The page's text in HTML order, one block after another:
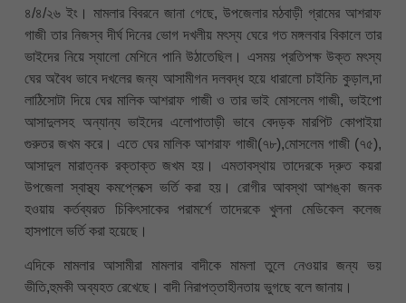
৪/৪/২৬ ইং। মামলার বিবরনে জানা গেছে, উপজেলার মঠবাড়ী গ্রামের আশরাফ
গাজী তার নিজস্ব দীর্ঘ দিনের ভোগ দখলীয় মৎস্য ঘেরে গত মঙ্গলবার বিকালে তার
ভাইদের নিয়ে স্যালো মেশিনে পানি উঠাতেছিল। এসময় প্রতিপক্ষ উক্ত মৎস্য
ঘের অবৈধ ভাবে দখলের জন্য আসামীগন দলবদ্ধ হয়ে ধারালো চাইনিচ কুড়াল,দা
লাঠিসোটা দিয়ে ঘের মালিক আশরাফ গাজী ও তার ভাই মোসলেম গাজী, ভাইপো
আসাদুলসহ অন্যান্য ভাইদের এলোপাতাড়ী ভাবে বেদড়ক মারপিট কোপাইয়া
গুরুতর জখম করে। এতে ঘের মালিক আশরাফ গাজী(৭৮),মোসলেম গাজী (৭৫),
আসাদুল মারাত্নক রক্তাক্ত জখম হয়। এমতাবস্থায় তাদেরকে দ্রুত কয়রা
উপজেলা স্বাস্থ্য কমপ্লেক্সে ভর্তি করা হয়। রোগীর আবস্থা আশঙ্কা জনক
হওয়ায় কর্তব্যরত চিকিৎসাকের পরামর্শে তাদেরকে খুলনা মেডিকেল কলেজ
হাসপালে ভর্তি করা হয়েছে।
এদিকে মামলার আসামীরা মামলার বাদীকে মামলা তুলে নেওয়ার জন্য ভয়
ভীতি,হুমকী অব্যহত রেখেছে। বাদী নিরাপত্তাহীনতায় ভুগছে বলে জানায়।